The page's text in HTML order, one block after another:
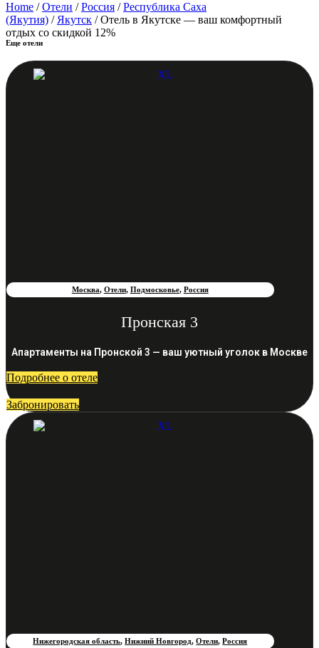
Home /Отели /Россия /Республика Саха
(Якутия) /Якутск / Отель в Якутске — ваш комфортный
отдых со скидкой 12%
Еще отели
Москва, Отели, Подмосковье, Россия
Пронская 3
Апартаменты на Пронской 3 — ваш уютный уголок в Москве
Подробнее о отеле
Забронировать
Нижегородская область,Нижний Новгород,Отели,Россия